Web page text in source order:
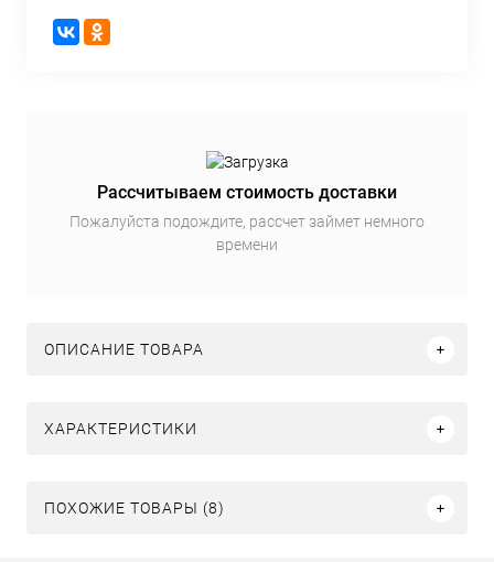
Рассчитываем стоимость доставки
Пожалуйста подождите, рассчет займет немного
времени
ОПИСАНИЕ ТОВАРА
ХАРАКТЕРИСТИКИ
ПОХОЖИЕ ТОВАРЫ (8)